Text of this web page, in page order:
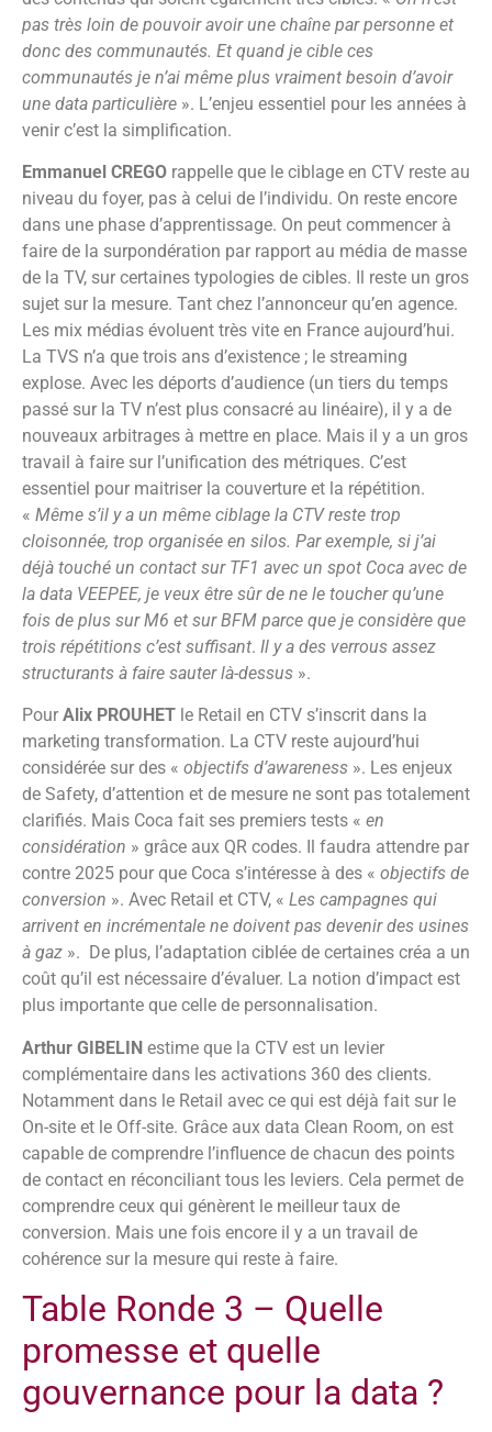
pas très loin de pouvoir avoir une chaîne par personne et
donc des communautés. Et quand je cible ces
communautés je n’ai même plus vraiment besoin d’avoir
une data particulière ». L’enjeu essentiel pour les années à
venir c’est la simplification.
Emmanuel CREGO rappelle que le ciblage en CTV reste au
niveau du foyer, pas à celui de l’individu. On reste encore
dans une phase d’apprentissage. On peut commencer à
faire de la surpondération par rapport au média de masse
de la TV, sur certaines typologies de cibles. Il reste un gros
sujet sur la mesure. Tant chez l’annonceur qu’en agence.
Les mix médias évoluent très vite en France aujourd’hui.
La TVS n’a que trois ans d’existence ; le streaming
explose. Avec les déports d’audience (un tiers du temps
passé sur la TV n’est plus consacré au linéaire), il y a de
nouveaux arbitrages à mettre en place. Mais il y a un gros
travail à faire sur l’unification des métriques. C’est
essentiel pour maitriser la couverture et la répétition.
« Même s’il y a un même ciblage la CTV reste trop
cloisonnée, trop organisée en silos. Par exemple, si j’ai
déjà touché un contact sur TF1 avec un spot Coca avec de
la data VEEPEE, je veux être sûr de ne le toucher qu’une
fois de plus sur M6 et sur BFM parce que je considère que
trois répétitions c’est suffisant. Il y a des verrous assez
structurants à faire sauter là-dessus ».
Pour Alix PROUHET le Retail en CTV s’inscrit dans la
marketing transformation. La CTV reste aujourd’hui
considérée sur des « objectifs d’awareness ». Les enjeux
de Safety, d’attention et de mesure ne sont pas totalement
clarifiés. Mais Coca fait ses premiers tests « en
considération » grâce aux QR codes. Il faudra attendre par
contre 2025 pour que Coca s’intéresse à des « objectifs de
conversion ». Avec Retail et CTV, « Les campagnes qui
arrivent en incrémentale ne doivent pas devenir des usines
à gaz ». De plus, l’adaptation ciblée de certaines créa a un
coût qu’il est nécessaire d’évaluer. La notion d’impact est
plus importante que celle de personnalisation.
Arthur GIBELIN estime que la CTV est un levier
complémentaire dans les activations 360 des clients.
Notamment dans le Retail avec ce qui est déjà fait sur le
On-site et le Off-site. Grâce aux data Clean Room, on est
capable de comprendre l’influence de chacun des points
de contact en réconciliant tous les leviers. Cela permet de
comprendre ceux qui génèrent le meilleur taux de
conversion. Mais une fois encore il y a un travail de
cohérence sur la mesure qui reste à faire.
Table Ronde 3 – Quelle
promesse et quelle
gouvernance pour la data ?